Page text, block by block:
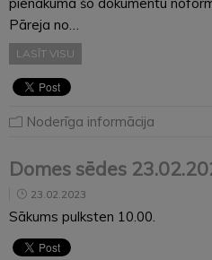
Pāreja no…
LASĪT VISU
Noderīga informācija
Domes sēdes
23.02.2023
Sākums pulksten 10.00.